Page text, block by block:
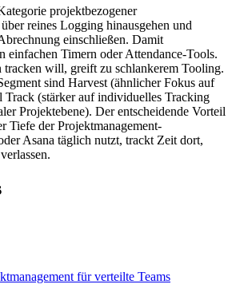
projektbezogener
reines Logging hinausgehen und
einschließen. Damit
einfachen Timern oder Attendance-Tools.
tracken will, greift zu schlankerem Tooling.
sind Harvest (ähnlicher Fokus auf
(stärker auf individuelles Tracking
Projektebene). Der entscheidende Vorteil
Tiefe der Projektmanagement-
Asana täglich nutzt, trackt Zeit dort,
für verteilte Teams